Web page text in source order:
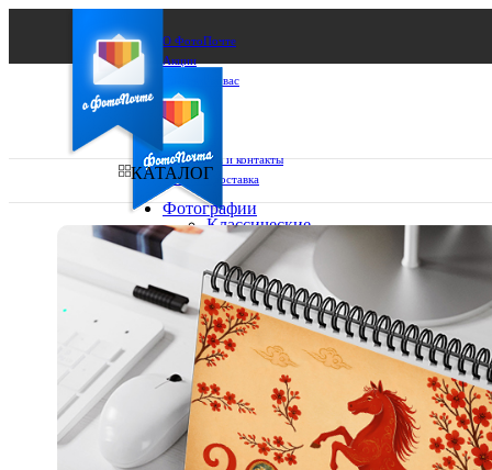
О ФотоПочте
Акции
Сделаем за вас
Бизнесу
FAQ
Франшиза
Поддержка и контакты
Оплата и доставка
Ваш город:
Ваш регион доставки
Выберите из списка:
КАТАЛОГ
Фотографии
Классические
фото
10х10
10х15
13х18
15х15
15х20
20х20
20х30
30х30
30х40
А4
Фото